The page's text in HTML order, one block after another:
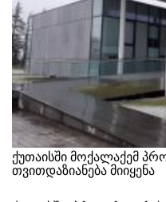
ქუთაისში მოქალაქემ
თვითდაზიანება მიიყენა